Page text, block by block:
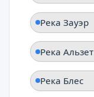
Река Зауэр
Река Альзет
Река Блес